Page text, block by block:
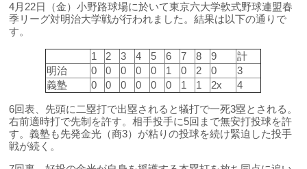
4月22日（金）小野路球場に於いて東京六大学軟式野球連盟春
季リーグ対明治大学戦が行われました。結果は以下の通りで
す。
1 2 3 4 5 6 7 8 9
計
明治
0 0 0 0 0 1 0 2 0
3
義塾
0 0 0 0 0 0 1 1 2x 4
6回表、先頭に二塁打で出塁されると犠打で一死3塁とされる。
右前適時打で先制を許す。相手投手に5回まで無安打投球を許
す。義塾も先発金光（商3）が粘りの投球を続け緊迫した投手
戦が続く。